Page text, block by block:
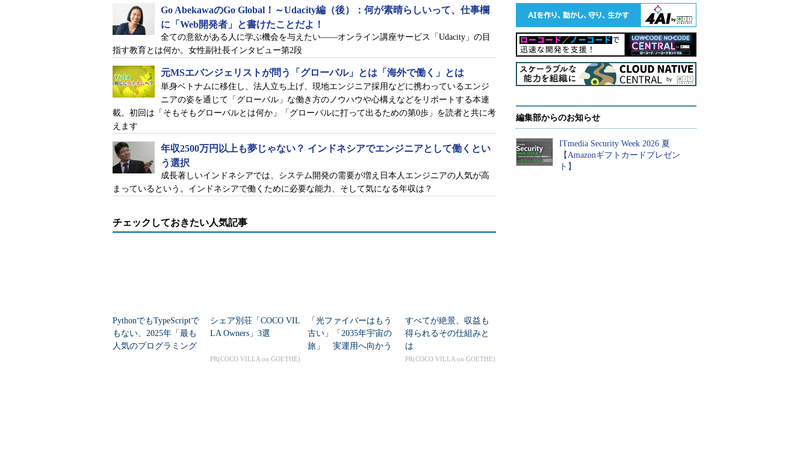
Go AbekawaのGo Global！～Udacity編（後）：何が素晴らしいって、仕事欄
に「Web開発者」と書けたことだよ！
全ての意欲がある人に学ぶ機会を与えたい――オンライン講座サービス「Udacity」の目
指す教育とは何か。女性副社長インタビュー第2段
元MSエバンジェリストが問う「グローバル」とは「海外で働く」とは
単身ベトナムに移住し、法人立ち上げ、現地エンジニア採用などに携わっているエンジ
ニアの姿を通じて「グローバル」な働き方のノウハウや心構えなどをリポートする本連
載。初回は「そもそもグローバルとは何か」「グローバルに打って出るための第0歩」を読者と共に考
えます
年収2500万円以上も夢じゃない？ インドネシアでエンジニアとして働くとい
う選択
成長著しいインドネシアでは、システム開発の需要が増え日本人エンジニアの人気が高
まっているという。インドネシアで働くために必要な能力、そして気になる年収は？
チェックしておきたい人気記事
PythonでもTypeScriptで
もない、2025年「最も
人気のプログラミング
シェア別荘「COCO VIL
LA Owners」3選
PR(COCO VILLA on GOETHE)
「光ファイバーはもう
古い」「2035年宇宙の
旅」 実運用へ向かう
すべてが絶景、収益も
得られるその仕組みと
は
PR(COCO VILLA on GOETHE)
編集部からのお知らせ
ITmedia Security Week 2026 夏
【Amazonギフトカードプレゼン
ト】